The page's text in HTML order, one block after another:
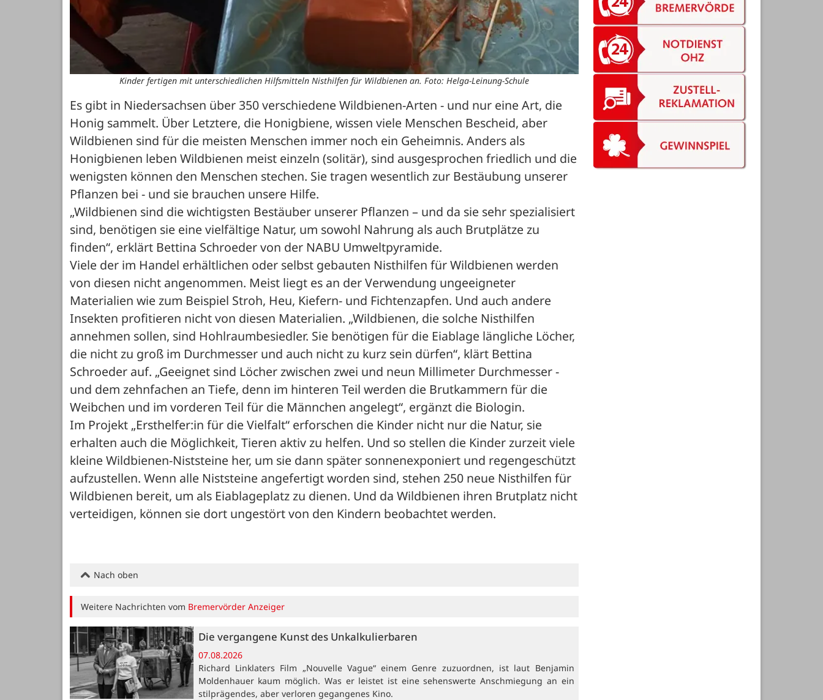
Kinder fertigen mit unterschiedlichen Hilfsmitteln Nisthilfen für Wildbienen an. Foto: Helga-Leinung-Schule
Es gibt in Niedersachsen über 350 verschiedene Wildbienen-Arten - und nur eine Art, die
Honig sammelt. Über Letztere, die Honigbiene, wissen viele Menschen Bescheid, aber
Wildbienen sind für die meisten Menschen immer noch ein Geheimnis. Anders als
Honigbienen leben Wildbienen meist einzeln (solitär), sind ausgesprochen friedlich und die
wenigsten können den Menschen stechen. Sie tragen wesentlich zur Bestäubung unserer
Pflanzen bei - und sie brauchen unsere Hilfe.
„Wildbienen sind die wichtigsten Bestäuber unserer Pflanzen – und da sie sehr spezialisiert
sind, benötigen sie eine vielfältige Natur, um sowohl Nahrung als auch Brutplätze zu
finden“, erklärt Bettina Schroeder von der NABU Umweltpyramide.
Viele der im Handel erhältlichen oder selbst gebauten Nisthilfen für Wildbienen werden
von diesen nicht angenommen. Meist liegt es an der Verwendung ungeeigneter
Materialien wie zum Beispiel Stroh, Heu, Kiefern- und Fichtenzapfen. Und auch andere
Insekten profitieren nicht von diesen Materialien. „Wildbienen, die solche Nisthilfen
annehmen sollen, sind Hohlraumbesiedler. Sie benötigen für die Eiablage längliche Löcher,
die nicht zu groß im Durchmesser und auch nicht zu kurz sein dürfen“, klärt Bettina
Schroeder auf. „Geeignet sind Löcher zwischen zwei und neun Millimeter Durchmesser -
und dem zehnfachen an Tiefe, denn im hinteren Teil werden die Brutkammern für die
Weibchen und im vorderen Teil für die Männchen angelegt“, ergänzt die Biologin.
Im Projekt „Ersthelfer:in für die Vielfalt“ erforschen die Kinder nicht nur die Natur, sie
erhalten auch die Möglichkeit, Tieren aktiv zu helfen. Und so stellen die Kinder zurzeit viele
kleine Wildbienen-Niststeine her, um sie dann später sonnenexponiert und regengeschützt
aufzustellen. Wenn alle Niststeine angefertigt worden sind, stehen 250 neue Nisthilfen für
Wildbienen bereit, um als Eiablageplatz zu dienen. Und da Wildbienen ihren Brutplatz nicht
verteidigen, können sie dort ungestört von den Kindern beobachtet werden.
Nach oben
Weitere Nachrichten vom Bremervörder Anzeiger
Die vergangene Kunst des Unkalkulierbaren
07.08.2026
Richard Linklaters Film „Nouvelle Vague“ einem Genre zuzuordnen, ist laut Benjamin
Moldenhauer kaum möglich. Was er leistet ist eine sehenswerte Anschmiegung an ein
stilprägendes, aber verloren gegangenes Kino.